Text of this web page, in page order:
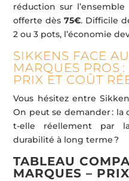
réduction sur
offerte dès75€. Difficile
2 ou 3 pots, l’économie
SIKKENS FACE
MARQUES PROS
PRIX ET COÛT
Vous hésitez entre
On peut se demander : la
t-elle réellement par
durabilité à long terme ?
TABLEAU
MARQUES –